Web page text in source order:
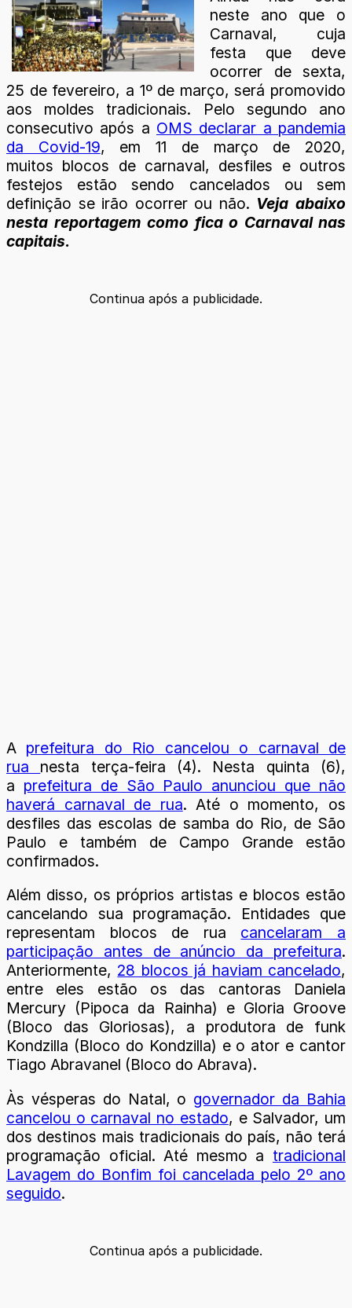
neste ano que o
Carnaval, cuja
festa que deve
ocorrer de sexta,
25 de fevereiro, a 1º de março, será promovido
aos moldes tradicionais. Pelo segundo ano
consecutivo após a OMS declarar a pandemia
da Covid-19, em 11 de março de 2020,
muitos blocos de carnaval, desfiles e outros
festejos estão sendo cancelados ou sem
definição se irão ocorrer ou não. Veja abaixo
nesta reportagem como fica o Carnaval nas
capitais.
Continua após a publicidade.
A prefeitura do Rio cancelou o carnaval de
rua nesta terça-feira (4). Nesta quinta (6),
a prefeitura de São Paulo anunciou que não
haverá carnaval de rua. Até o momento, os
desfiles das escolas de samba do Rio, de São
Paulo e também de Campo Grande estão
confirmados.
Além disso, os próprios artistas e blocos estão
cancelando sua programação. Entidades que
representam blocos de rua cancelaram a
participação antes de anúncio da prefeitura.
Anteriormente, 28 blocos já haviam cancelado,
entre eles estão os das cantoras Daniela
Mercury (Pipoca da Rainha) e Gloria Groove
(Bloco das Gloriosas), a produtora de funk
Kondzilla (Bloco do Kondzilla) e o ator e cantor
Tiago Abravanel (Bloco do Abrava).
Às vésperas do Natal, o governador da Bahia
cancelou o carnaval no estado, e Salvador, um
dos destinos mais tradicionais do país, não terá
programação oficial. Até mesmo a tradicional
Lavagem do Bonfim foi cancelada pelo 2º ano
seguido.
Continua após a publicidade.